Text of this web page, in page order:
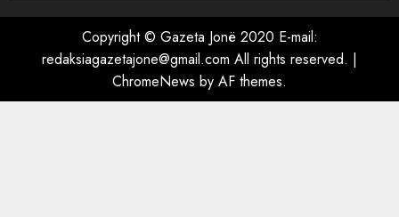
A do të ketë rrezik për Tokën?
Anija kozmike e SpaceX
përplaset në Hënë
Copyright © Gazeta Jonë 2020 E-mail:
redaksiagazetajone@gmail.com All rights reserved. |
ChromeNews by AF themes.